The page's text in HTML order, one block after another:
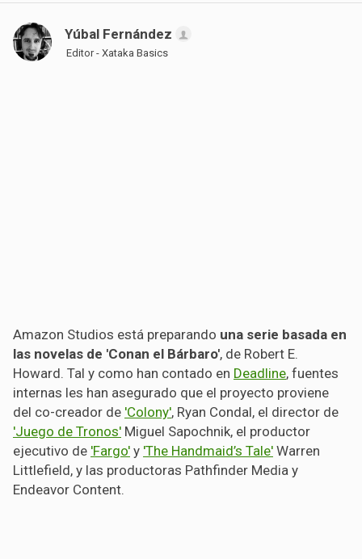
Yúbal Fernández
Editor - Xataka Basics
Amazon Studios está preparando una serie basada en
las novelas de 'Conan el Bárbaro', de Robert E.
Howard. Tal y como han contado en Deadline, fuentes
internas les han asegurado que el proyecto proviene
del co-creador de 'Colony', Ryan Condal, el director de
'Juego de Tronos' Miguel Sapochnik, el productor
ejecutivo de 'Fargo' y 'The Handmaid’s Tale' Warren
Littlefield, y las productoras Pathfinder Media y
Endeavor Content.